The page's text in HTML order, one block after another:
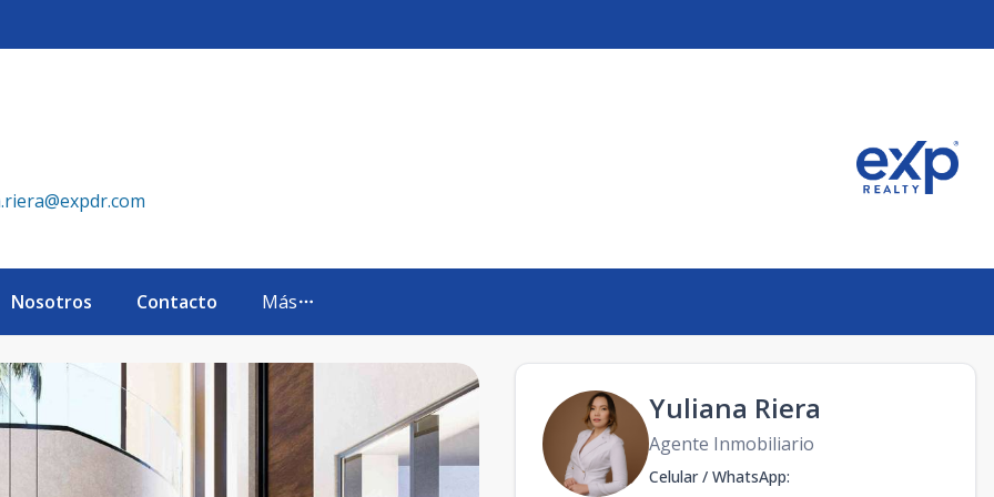
Nosotros Contacto Más
Yuliana Riera
Agente Inmobiliario
Celular / WhatsApp:
República Dominicana. - eXp Realty República Dominicana